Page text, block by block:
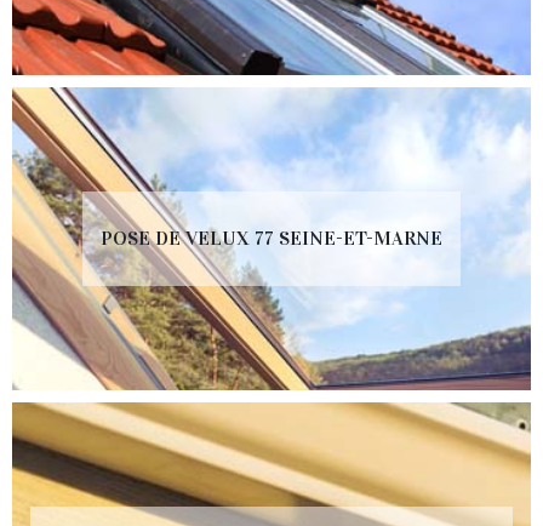
POSE DE VELUX 77 SEINE-ET-MARNE